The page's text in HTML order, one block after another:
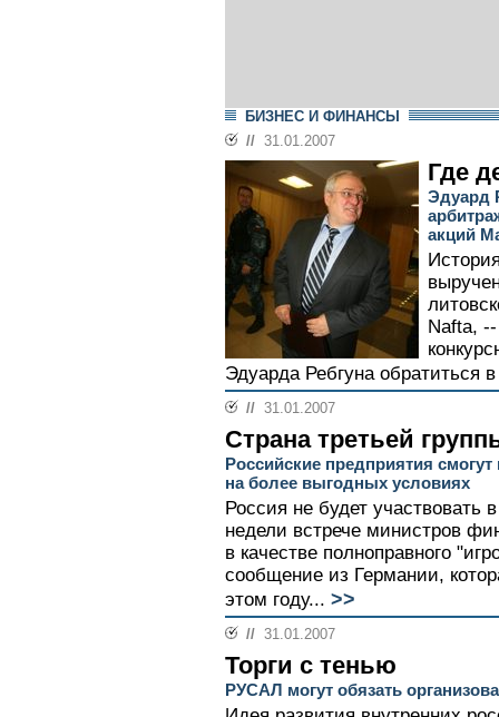
БИЗНЕС И ФИНАНСЫ
// 31.01.2007
Где
Эдуард
акций
Nafta,
Эдуарда Ребгуна обратиться
// 31.01.2007
Страна третьей
Российские предприятия
на более выгодных условиях
Россия не будет участвовать
недели встрече министров
в качестве полноправного
сообщение из Германии,
этом году... >>
// 31.01.2007
Торги с тенью
РУСАЛ могут обязать